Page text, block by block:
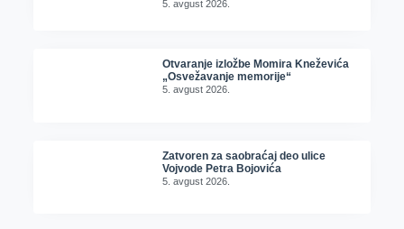
5. avgust 2026.
Otvaranje izložbe Momira Kneževića
„Osvežavanje memorije“
5. avgust 2026.
Zatvoren za saobraćaj deo ulice
Vojvode Petra Bojovića
5. avgust 2026.